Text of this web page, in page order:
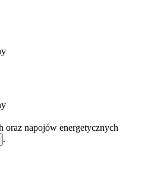
napojów energetycznych
.